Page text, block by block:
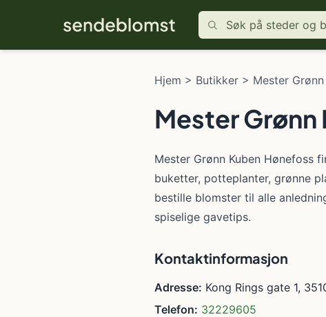
Hjem > Butikker > Mester
Mester Grønn
Mester Grønn Kuben Hønefoss
buketter, potteplanter, grønne
bestille blomster til alle
spiselige gavetips.
Kontaktinformasjon
Adresse: Kong Rings gate 1,
Telefon: 32229605